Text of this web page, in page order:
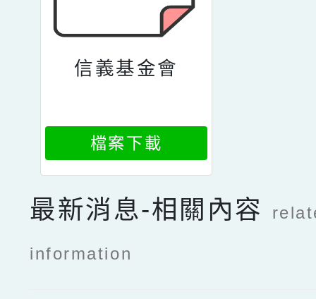
信義基金會
檔案下載
最新消息-相關內容
information